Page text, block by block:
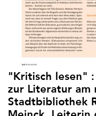
"Kritisch lesen"
zur Literatur am
Stadtbibliothek